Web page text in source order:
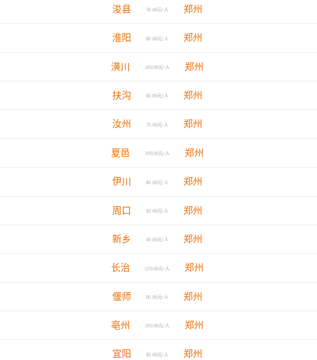
浚县 50.00元/人 郑州
淮阳 80.00元/人 郑州
潢川 160.00元/人 郑州
扶沟 60.00元/人 郑州
汝州 70.00元/人 郑州
夏邑 100.00元/人 郑州
伊川 80.00元/人 郑州
周口 80.00元/人 郑州
新乡 40.00元/人 郑州
长治 120.00元/人 郑州
偃师 60.00元/人 郑州
亳州 190.00元/人 郑州
宜阳 80.00元/人 郑州